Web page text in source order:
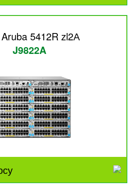
5412R zl2А
J9822A